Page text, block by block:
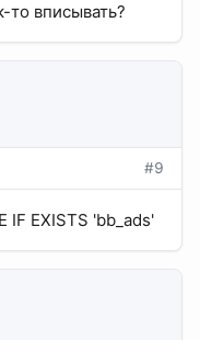
то вписывать?
#9
IF EXISTS 'bb_ads'